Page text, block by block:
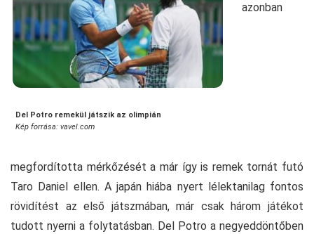
Del Potro remekül játszik az olimpián
Kép forrása: vavel.com
azonban
megfordította mérkőzését a már így is remek tornát futó
Taro Daniel ellen. A japán hiába nyert lélektanilag fontos
rövidítést az első játszmában, már csak három játékot
tudott nyerni a folytatásban. Del Potro a negyeddöntőben